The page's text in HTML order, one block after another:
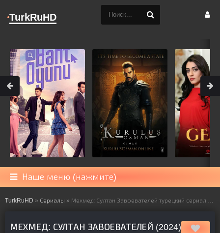
Наше меню (нажмите)
TurkRuHD » Сериалы » Мехмед: Султан Завоевателей турецкий сериал на русском языке все серии смотреть онлайн бесплатно подряд
МЕХМЕД: СУЛТАН ЗАВОЕВАТЕЛЕЙ (2024)
TurkRuHD